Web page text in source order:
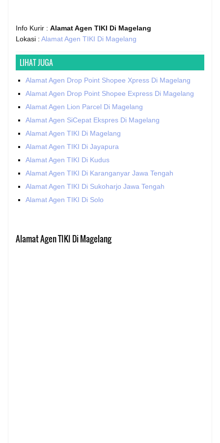
Info Kurir : Alamat Agen TIKI Di Magelang
Lokasi : Alamat Agen TIKI Di Magelang
LIHAT JUGA
Alamat Agen Drop Point Shopee Xpress Di Magelang
Alamat Agen Drop Point Shopee Express Di Magelang
Alamat Agen Lion Parcel Di Magelang
Alamat Agen SiCepat Ekspres Di Magelang
Alamat Agen TIKI Di Magelang
Alamat Agen TIKI Di Jayapura
Alamat Agen TIKI Di Kudus
Alamat Agen TIKI Di Karanganyar Jawa Tengah
Alamat Agen TIKI Di Sukoharjo Jawa Tengah
Alamat Agen TIKI Di Solo
Alamat Agen TIKI Di Magelang